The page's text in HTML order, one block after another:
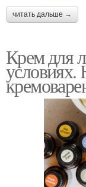
читать дальше →
Крем для
условиях.